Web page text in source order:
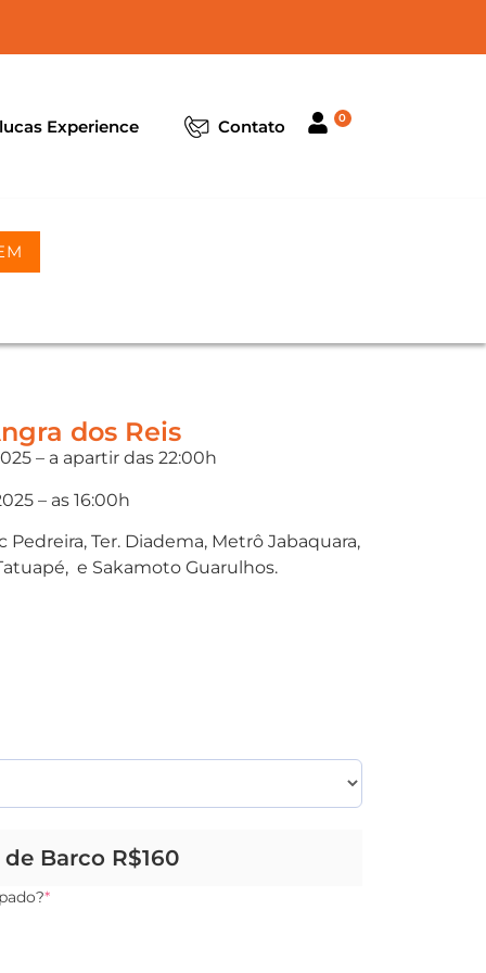
Experience Contato 0
dos Reis
– a apartir das 22:00h
– as 16:00h
Ter. Diadema, Metrô Jabaquara,
e Sakamoto Guarulhos.
Barco R$160
*